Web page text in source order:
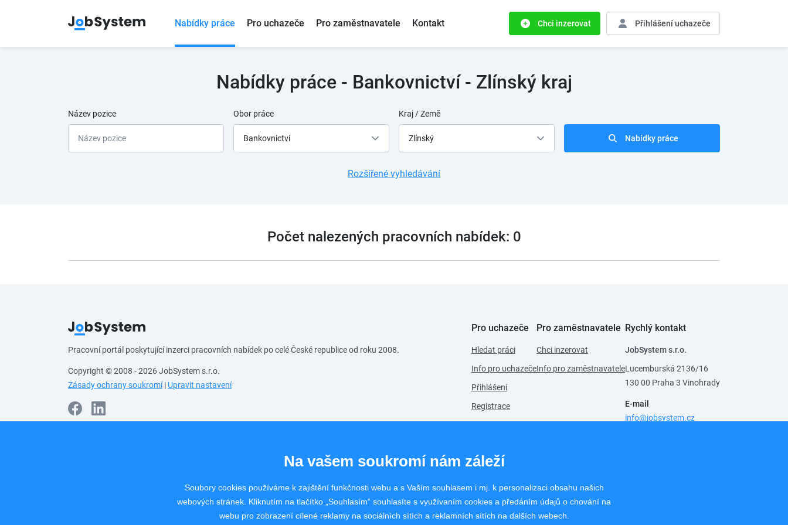
Nabídky práce Pro uchazeče Pro zaměstnavatele Kontakt Chci inzerovat Přihlášeníuchazeče
Nabídky práce - Bankovnictví - Zlínský kraj
Název pozice Obor práce
Bankovnictví
Kraj / Země
Zlínský Nabídky práce
Rozšířené vyhledávání
Počet nalezených pracovních nabídek: 0
Pracovní portál poskytující inzerci pracovních nabídek po celé České republice od roku 2008.
Copyright © 2008 - 2026 JobSystem s.r.o.
Zásady ochrany soukromí| Upravit nastavení
Pro uchazeče
Hledat práci
Info pro uchazeče
Přihlášení
Registrace
Pro zaměstnavatele
Chci inzerovat
Info pro zaměstnavatele
Rychlý kontakt
JobSystem s.r.o.
Lucemburská 2136/16
130 00 Praha 3 Vinohrady
E-mail
info@jobsystem.cz
Na vašem soukromí nám záleží
Soubory cookies používáme k zajištění funkčnosti webu a s Vaším souhlasem i mj. k personalizaci obsahu našich
webových stránek. Kliknutím na tlačítko „Souhlasím“ souhlasíte s využívaním cookies a předáním údajů o chování na
webu pro zobrazení cílené reklamy na sociálních sítích a reklamních sítích na dalších webech.